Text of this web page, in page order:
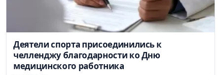
Деятели спорта присоединились к
челленджу благодарности ко Дню
медицинского работника